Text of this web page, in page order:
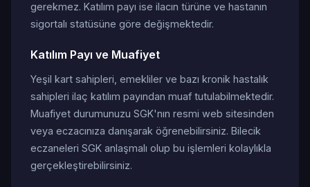
gerekmez. Katılım payı ise ilacın türüne ve hastanın
sigortalı statüsüne göre değişmektedir.
Katılım Payı ve Muafiyet
Yeşil kart sahipleri, emekliler ve bazı kronik hastalık
sahipleri ilaç katılım payından muaf tutulabilmektedir.
Muafiyet durumunuzu SGK'nın resmi web sitesinden
veya eczacınıza danışarak öğrenebilirsiniz. Bilecik
eczaneleri SGK anlaşmalı olup bu işlemleri kolaylıkla
gerçekleştirebilirsiniz.